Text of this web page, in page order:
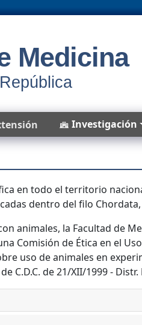
Medicina
Investigación
en todo el territorio
dentro del filo
animales, la Facultad de
Comisión de Ética en el
uso de animales en
de 21/XII/1999 - Distr.